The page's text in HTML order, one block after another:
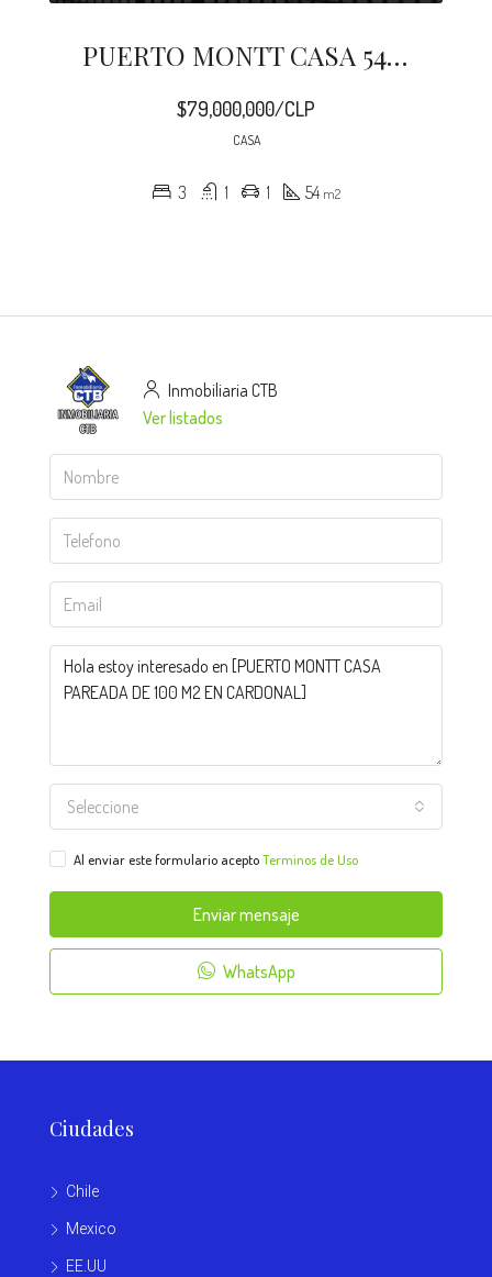
PUERTO MONTT CASA 54 M2 PUERTA SUR
$79,000,000/CLP
CASA
3 1 1 54 m2
Inmobiliaria CTB
Ver listados
Seleccione
Al enviar este formulario aceptoTerminos de Uso
Enviar mensaje
WhatsApp
Ciudades
Chile
Mexico
EE.UU